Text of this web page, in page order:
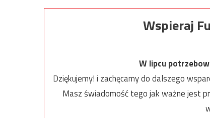
Wspieraj
W lipcu
Dziękujemy! i zachęcamy do dalszego
Masz świadomość tego jak ważne jest